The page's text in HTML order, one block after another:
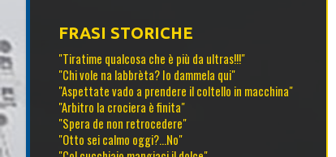
FRASI STORICHE
"Tiratime qualcosa che è più da ultras!!!"
"Chi vole na labbrèta? Io dammela qui"
"Aspettate vado a prendere il coltello in macchina"
"Arbitro la crociera è finita"
"Spera de non retrocedere"
"Otto sei calmo oggi?...No"